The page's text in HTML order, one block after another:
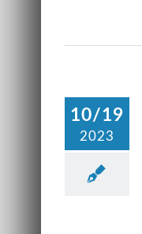
10/19
2023